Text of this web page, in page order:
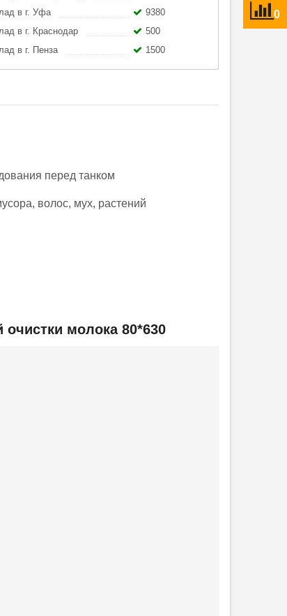
0
в г. Уфа
9380
в г. Краснодар
500
в г. Пенза
1500
перед танком
волос, мух, растений
молока 80*630